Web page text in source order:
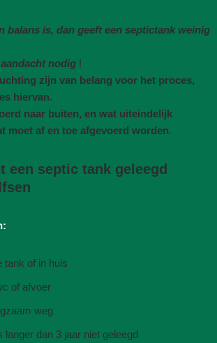
balans is, dan geeft een septictank weinig
nodig !
zijn van belang voor het proces,
hiervan.
naar buiten, en wat uiteindelijk
moet af en toe afgevoerd worden.
een septic tank geleegd
tank of in huis
of afvoer
weg
langer dan 3 jaar niet geleegd